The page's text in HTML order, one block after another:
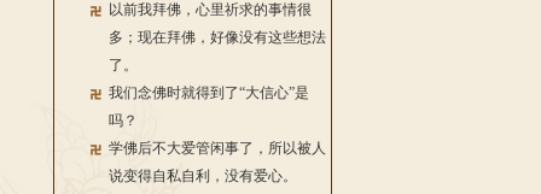
以前我拜佛，心里祈求的事情很
多；现在拜佛，好像没有这些想法
了。
我们念佛时就得到了“大信心”是
吗？
学佛后不大爱管闲事了，所以被人
说变得自私自利，没有爱心。